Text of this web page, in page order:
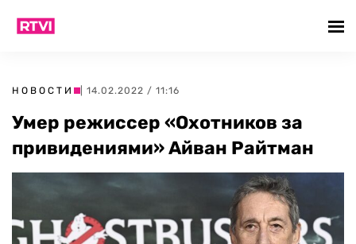
НОВОСТИ | 14.02.2022 / 11:16
Умер режиссер «Охотников за
привидениями» Айван Райтман